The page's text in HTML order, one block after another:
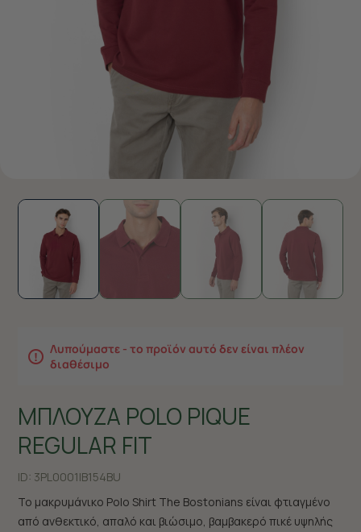
Λυπούμαστε - το προϊόν αυτό δεν είναι πλέον
διαθέσιμο
ΜΠΛΟΥΖΑ POLO PIQUE
REGULAR FIT
ID: 3PL0001|B154BU
Το μακρυμάνικο Polo Shirt The Bostonians είναι φτιαγμένο
από ανθεκτικό, απαλό και βιώσιμο, βαμβακερό πικέ υψηλής